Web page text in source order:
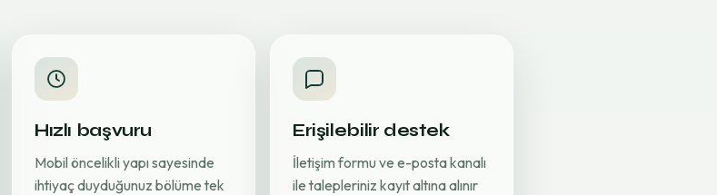
Hızlı başvuru
Mobil öncelikli yapı sayesinde
ihtiyaç duyduğunuz bölüme tek
Erişilebilir destek
İletişim formu ve e-posta kanalı
ile talepleriniz kayıt altına alınır